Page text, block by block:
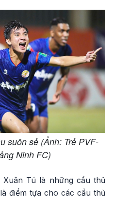
suôn sẻ (Ảnh: Trẻ PVF-
Ninh FC)
Xuân Tú là những cầu thủ
điểm tựa cho các cầu thủ